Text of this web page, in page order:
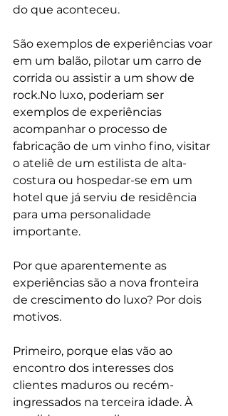
do que aconteceu.
São exemplos de experiências voar
em um balão, pilotar um carro de
corrida ou assistir a um show de
rock.No luxo, poderiam ser
exemplos de experiências
acompanhar o processo de
fabricação de um vinho fino, visitar
o ateliê de um estilista de alta-
costura ou hospedar-se em um
hotel que já serviu de residência
para uma personalidade
importante.
Por que aparentemente as
experiências são a nova fronteira
de crescimento do luxo? Por dois
motivos.
Primeiro, porque elas vão ao
encontro dos interesses dos
clientes maduros ou recém-
ingressados na terceira idade. À